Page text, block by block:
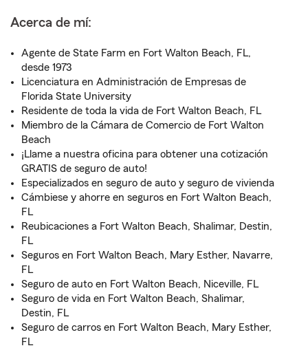
Acerca de mí:
Agente de State Farm en Fort Walton Beach, FL,
desde 1973
Licenciatura en Administración de Empresas de
Florida State University
Residente de toda la vida de Fort Walton Beach, FL
Miembro de la Cámara de Comercio de Fort Walton
Beach
¡Llame a nuestra oficina para obtener una cotización
GRATIS de seguro de auto!
Especializados en seguro de auto y seguro de vivienda
Cámbiese y ahorre en seguros en Fort Walton Beach,
FL
Reubicaciones a Fort Walton Beach, Shalimar, Destin,
FL
Seguros en Fort Walton Beach, Mary Esther, Navarre,
FL
Seguro de auto en Fort Walton Beach, Niceville, FL
Seguro de vida en Fort Walton Beach, Shalimar,
Destin, FL
Seguro de carros en Fort Walton Beach, Mary Esther,
FL